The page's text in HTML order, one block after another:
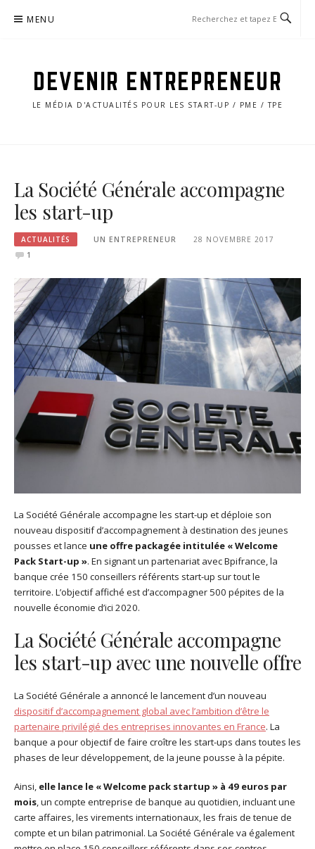
MENU
DEVENIR ENTREPRENEUR
LE MÉDIA D'ACTUALITÉS POUR LES START-UP / PME / TPE
La Société Générale accompagne
les start-up
ACTUALITÉS UN ENTREPRENEUR
28 NOVEMBRE 2017
1
La Société Générale accompagne les start-up et déploie son
nouveau dispositif d’accompagnement à destination des jeunes
pousses et lance une offre packagée intitulée « Welcome
Pack Start-up ». En signant un partenariat avec Bpifrance, la
banque crée 150 conseillers référents start-up sur tout le
territoire. L’objectif affiché est d’accompagner 500 pépites de la
nouvelle économie d’ici 2020.
La Société Générale accompagne
les start-up avec une nouvelle offre
La Société Générale a annoncé le lancement d’un nouveau
dispositif d’accompagnement global avec l’ambition d’être le
partenaire privilégié des entreprises innovantes en France. La
banque a pour objectif de faire croître les start-ups dans toutes les
phases de leur développement, de la jeune pousse à la pépite.
Ainsi, elle lance le « Welcome pack startup » à 49 euros par
mois , un compte entreprise de banque au quotidien, incluant une
carte affaires, les virements internationaux, les frais de tenue de
compte et un bilan patrimonial. La Société Générale va également